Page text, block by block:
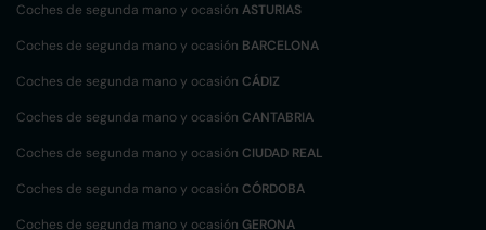
Coches de segunda mano y ocasión ASTURIAS
Coches de segunda mano y ocasión BARCELONA
Coches de segunda mano y ocasión CÁDIZ
Coches de segunda mano y ocasión CANTABRIA
Coches de segunda mano y ocasión CIUDAD REAL
Coches de segunda mano y ocasión CÓRDOBA
Coches de segunda mano y ocasión GERONA